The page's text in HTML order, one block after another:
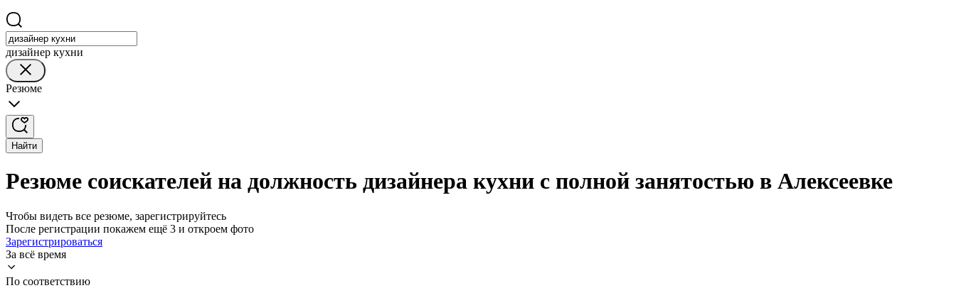
дизайнер кухни
Резюме
Найти
Резюме соискателей на должность дизайнера кухни с полной занятостью в Алексеевке
Чтобы видеть все резюме, зарегистрируйтесь
После регистрации покажем ещё 3 и откроем фото
Зарегистрироваться
За всё время
По соответствию